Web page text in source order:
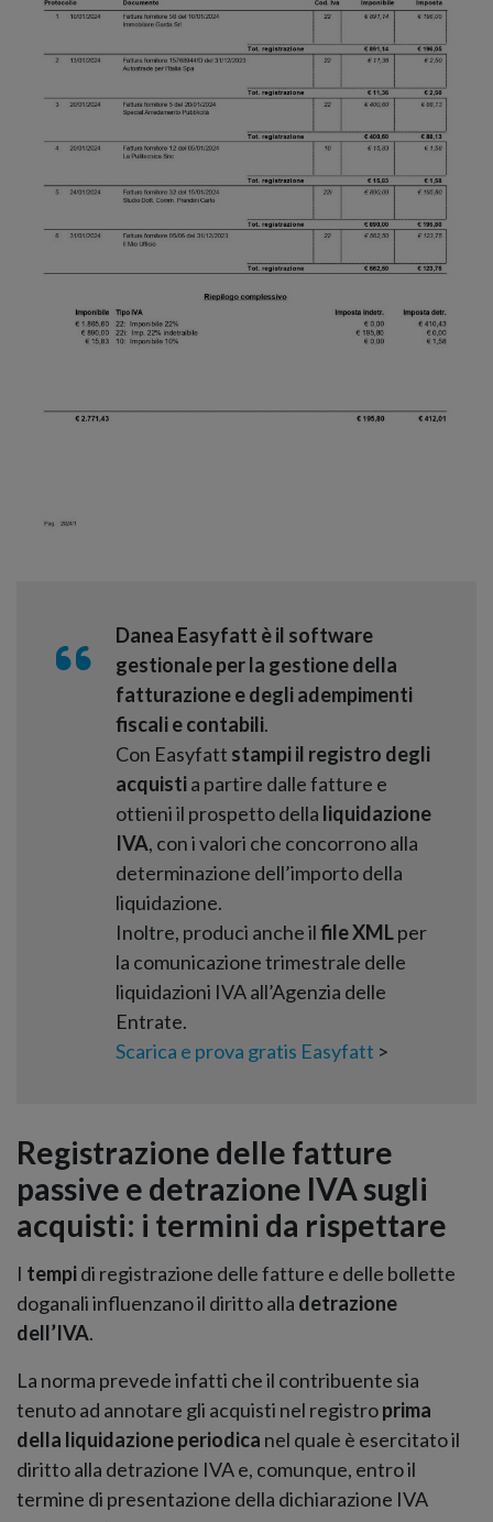
Danea Easyfatt è il software
gestionale per la gestione della
fatturazione e degli adempimenti
fiscali e contabili.
Con Easyfatt stampi il registro degli
acquistia partire dalle fatture e
ottieni il prospetto della liquidazione
IVA, con i valori che concorrono alla
determinazione dell’importo della
liquidazione.
Inoltre, produci anche ilfile XMLper
la comunicazione trimestrale delle
liquidazioni IVA all’Agenzia delle
Entrate.
Scarica e prova gratis Easyfatt >
Registrazione delle fatture
passive e detrazione IVA sugli
acquisti: i termini da rispettare
I tempidi registrazione delle fatture e delle bollette
doganali influenzano il diritto alla detrazione
dell’IVA.
La norma prevede infatti che il contribuente sia
tenuto ad annotare gli acquisti nel registroprima
della liquidazione periodica nel quale è esercitato il
diritto alla detrazione IVA e, comunque, entro il
termine di presentazione della dichiarazione IVA